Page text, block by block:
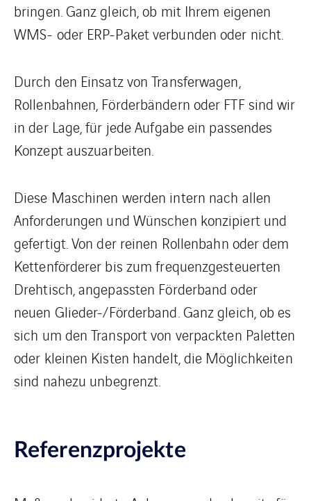
bringen. Ganz gleich, ob mit Ihrem eigenen
WMS- oder ERP-Paket verbunden oder nicht.
Durch den Einsatz von Transferwagen,
Rollenbahnen, Förderbändern oder FTF sind wir
in der Lage, für jede Aufgabe ein passendes
Konzept auszuarbeiten.
Diese Maschinen werden intern nach allen
Anforderungen und Wünschen konzipiert und
gefertigt. Von der reinen Rollenbahn oder dem
Kettenförderer bis zum frequenzgesteuerten
Drehtisch, angepassten Förderband oder
neuen Glieder-/Förderband. Ganz gleich, ob es
sich um den Transport von verpackten Paletten
oder kleinen Kisten handelt, die Möglichkeiten
sind nahezu unbegrenzt.
Referenzprojekte